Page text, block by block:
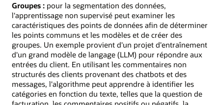
Groupes : pour la segmentation des données,
l'apprentissage non supervisé peut examiner les
caractéristiques des points de données afin de déterminer
les points communs et les modèles et de créer des
groupes. Un exemple provient d'un projet d'entraînement
d'un grand modèle de langage (LLM) pour répondre aux
entrées du client. En utilisant les commentaires non
structurés des clients provenant des chatbots et des
messages, l'algorithme peut apprendre à identifier les
catégories en fonction du texte, telles que la question de